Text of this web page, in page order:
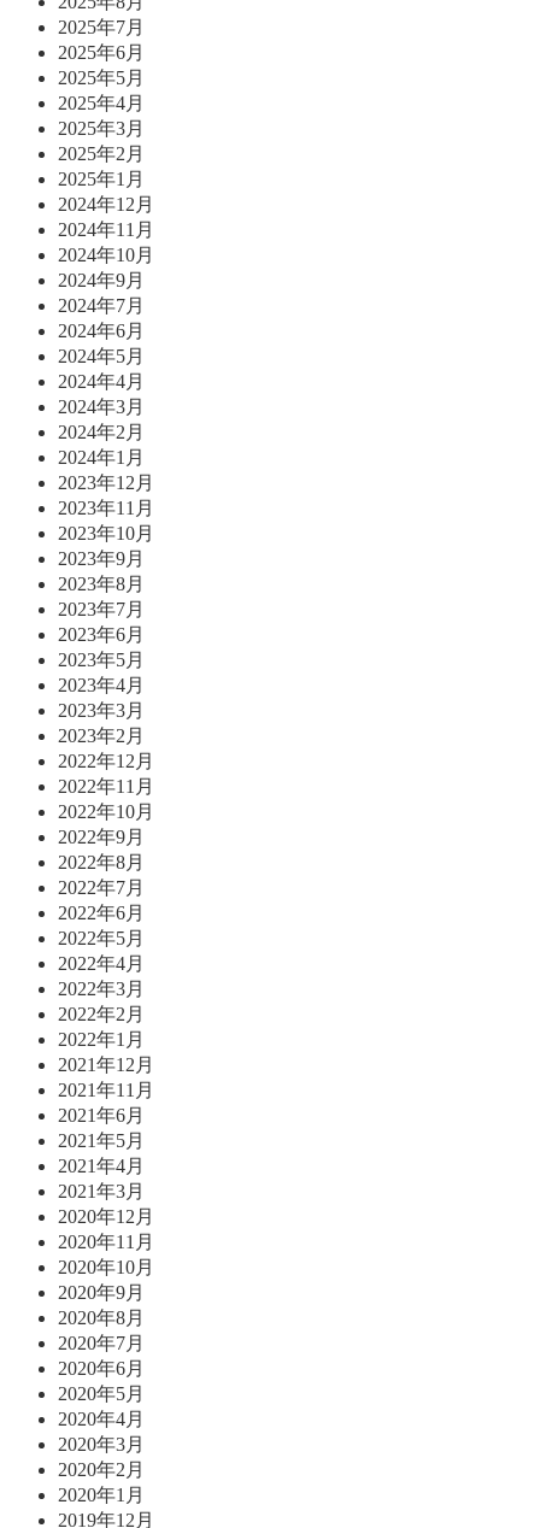
2025年7月
2025年6月
2025年5月
2025年4月
2025年3月
2025年2月
2025年1月
2024年12月
2024年11月
2024年10月
2024年9月
2024年7月
2024年6月
2024年5月
2024年4月
2024年3月
2024年2月
2024年1月
2023年12月
2023年11月
2023年10月
2023年9月
2023年8月
2023年7月
2023年6月
2023年5月
2023年4月
2023年3月
2023年2月
2022年12月
2022年11月
2022年10月
2022年9月
2022年8月
2022年7月
2022年6月
2022年5月
2022年4月
2022年3月
2022年2月
2022年1月
2021年12月
2021年11月
2021年6月
2021年5月
2021年4月
2021年3月
2020年12月
2020年11月
2020年10月
2020年9月
2020年8月
2020年7月
2020年6月
2020年5月
2020年4月
2020年3月
2020年2月
2020年1月
2019年12月